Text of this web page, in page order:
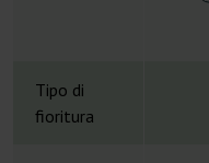
Tipo di
fioritura